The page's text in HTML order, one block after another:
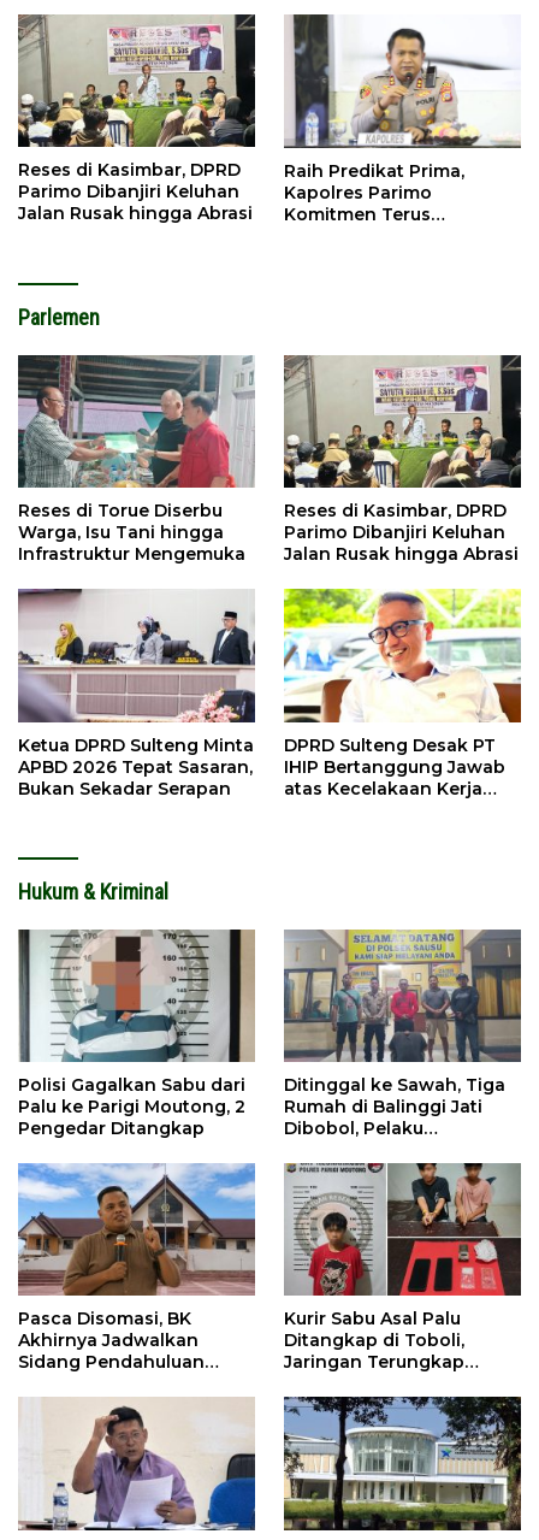
Reses di Kasimbar, DPRD
Parimo Dibanjiri Keluhan
Jalan Rusak hingga Abrasi
Raih Predikat Prima,
Kapolres Parimo
Komitmen Terus
Parlemen
Reses di Torue Diserbu
Warga, Isu Tani hingga
Infrastruktur Mengemuka
Reses di Kasimbar, DPRD
Parimo Dibanjiri Keluhan
Jalan Rusak hingga Abrasi
Ketua DPRD Sulteng Minta
APBD 2026 Tepat Sasaran,
Bukan Sekadar Serapan
DPRD Sulteng Desak PT
IHIP Bertanggung Jawab
atas Kecelakaan Kerja
Hukum & Kriminal
Polisi Gagalkan Sabu dari
Palu ke Parigi Moutong, 2
Pengedar Ditangkap
Ditinggal ke Sawah, Tiga
Rumah di Balinggi Jati
Dibobol, Pelaku
Pasca Disomasi, BK
Akhirnya Jadwalkan
Sidang Pendahuluan
Kurir Sabu Asal Palu
Ditangkap di Toboli,
Jaringan Terungkap